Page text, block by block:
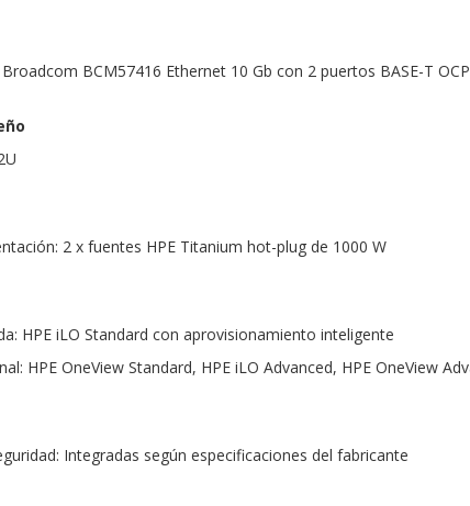
BCM57416 Ethernet 10 Gb con 2 puertos BASE-T
2 x fuentes HPE Titanium hot-plug de 1000 W
HPE iLO Standard con aprovisionamiento inteligente
HPE OneView Standard, HPE iLO Advanced, HPE OneView
Integradas según especificaciones del fabricante